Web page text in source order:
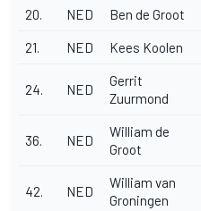
20. NED Ben de Groot
21. NED Kees Koolen
24. NED
Gerrit
Zuurmond
36. NED
William de
Groot
42. NED
William van
Groningen